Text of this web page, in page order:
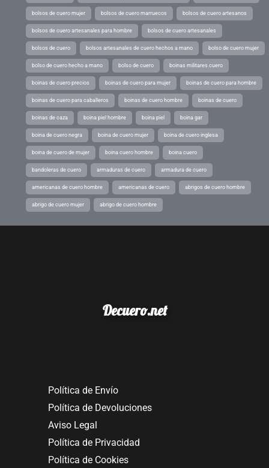
bolsos de cuero mujer bolsos de cuero marruecos bolsos de cuero artesanos
bolsos de cuero artesanales para hombre bolsos de cuero artesanales
bolsos de cuero bolsos artesanales de cuero hechos a mano bolso de cuero mujer
bolso de cuero hecho a mano bolso de cuero boinas militares cuero
boinas de cuero precios boinas de cuero para mujer boinas de cuero para hombre
boinas de cuero para caballeros boinas de cuero hombre boinas de cuero
boinas de caza boina piel hombre boina piel boina gar
boina de cuero negra boina de cuero mujer boina de cuero inglesa
boina de cuero de mujer boina cuero hombre boina cuero
bandoleras de cuero armaduras de cuero armadura de cuero
americanas de cuero hombre americanas de cuero abrigos de cuero hombre
abrigo de cuero mujer abrigo de cuero hombre
Decuero.net
Política de Envío
Política de Devoluciones
Aviso Legal
Política de Privacidad
Política de Cookies